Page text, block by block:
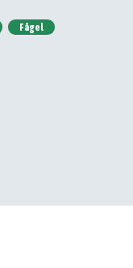
Fågel